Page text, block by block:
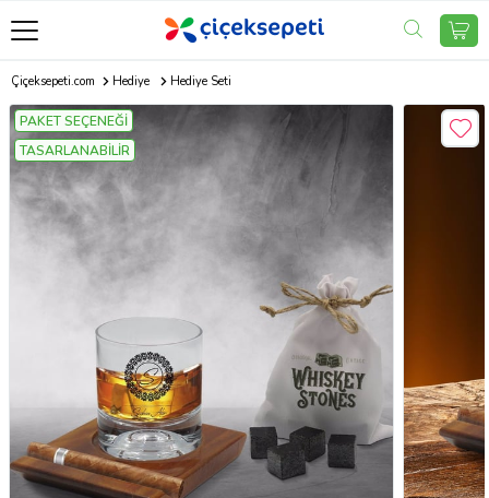
Çiçeksepeti.com Hediye Hediye Seti
PAKET SEÇENEĞİ
TASARLANABİLİR